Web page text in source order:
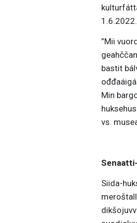
1.6.2022.
”Mii
bastit
Min
vs.
Senaatti-
Siida-